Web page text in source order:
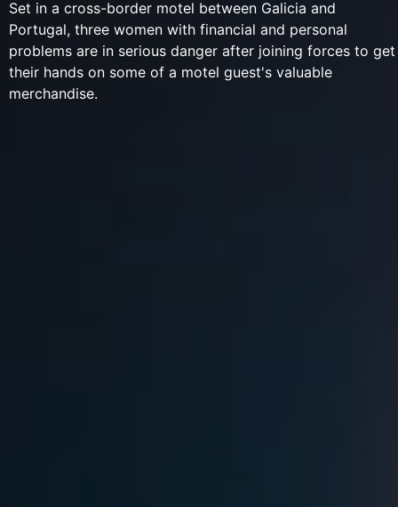
Set in a cross-border motel between Galicia and
Portugal, three women with financial and personal
problems are in serious danger after joining forces to get
their hands on some of a motel guest's valuable
merchandise.